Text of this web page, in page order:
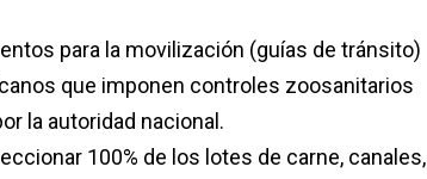
para la movilización (guías de tránsito)
que imponen controles zoosanitarios
la autoridad nacional.
100% de los lotes de carne, canales,